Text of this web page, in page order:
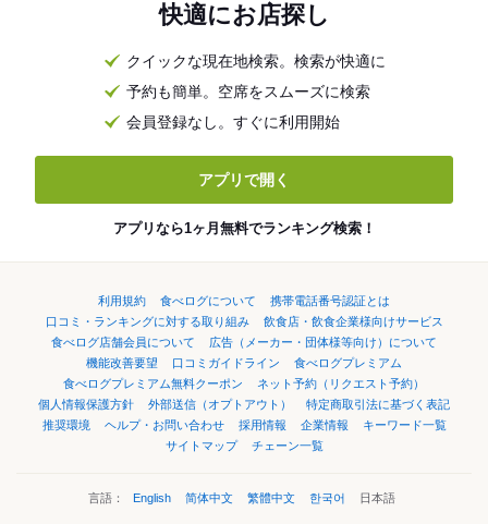
快適にお店探し
クイックな現在地検索。検索が快適に
予約も簡単。空席をスムーズに検索
会員登録なし。すぐに利用開始
アプリで開く
アプリなら1ヶ月無料でランキング検索！
利用規約 食べログについて
携帯電話番号認証とは
口コミ・ランキングに対する取り組み
飲食店・飲食企業様向けサービス
食べログ店舗会員について
広告（メーカー・団体様等向け）について
機能改善要望
口コミガイドライン
食べログプレミアム
食べログプレミアム無料クーポン
ネット予約（リクエスト予約）
個人情報保護方針
外部送信（オプトアウト）
特定商取引法に基づく表記
推奨環境
ヘルプ・お問い合わせ 採用情報 企業情報
キーワード一覧
サイトマップ
チェーン一覧
言語： English 简体中文 繁體中文 한국어 日本語